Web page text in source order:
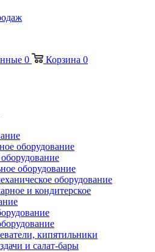
0 Корзина 0
оборудование
оборудование
оборудование
и кондитерское
кипятильники
и салат-бары